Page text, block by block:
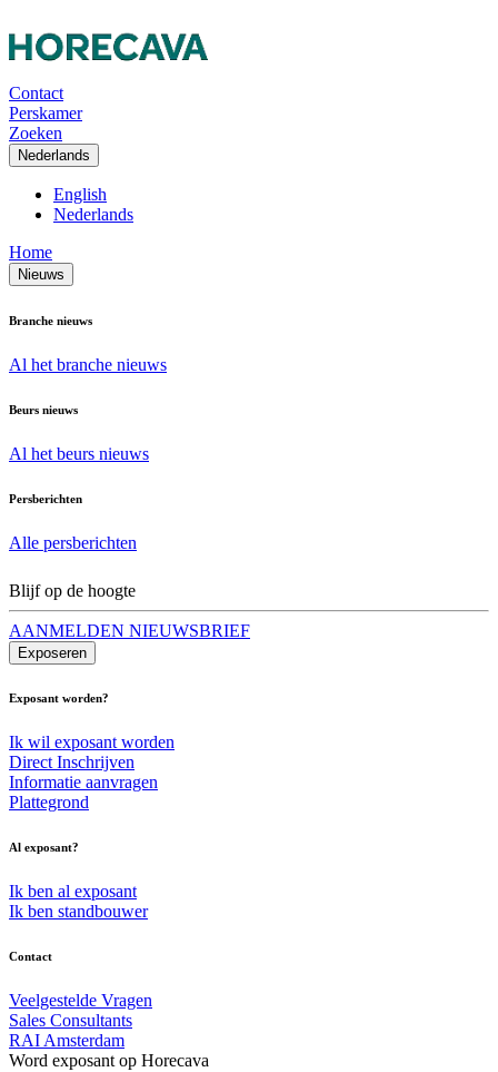
Contact
Perskamer
Zoeken
Nederlands
English
Nederlands
Home
Nieuws
Branche nieuws
Al het branche nieuws
Beurs nieuws
Al het beurs nieuws
Persberichten
Alle persberichten
Blijf op de hoogte
AANMELDEN NIEUWSBRIEF
Exposeren
Exposant worden?
Ik wil exposant worden
Direct Inschrijven
Informatie aanvragen
Plattegrond
Al exposant?
Ik ben al exposant
Ik ben standbouwer
Contact
Veelgestelde Vragen
Sales Consultants
RAI Amsterdam
Word exposant op Horecava